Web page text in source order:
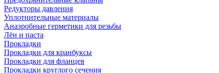
Редукторы давления
Уплотнительные материалы
Анаэробные герметики для резьбы
Лён и паста
Прокладки
Прокладки для кранбуксы
Прокладки для фланцев
Прокладки круглого сечения